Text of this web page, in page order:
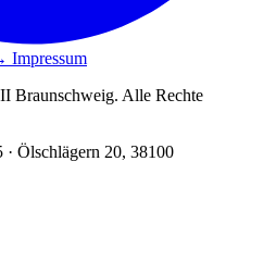
Impressum
Braunschweig. Alle Rechte
Ölschlägern 20, 38100